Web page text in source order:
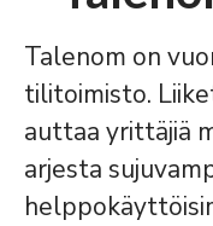
Talenom on
tilitoimisto.
auttaa yrittäjiä
arjesta